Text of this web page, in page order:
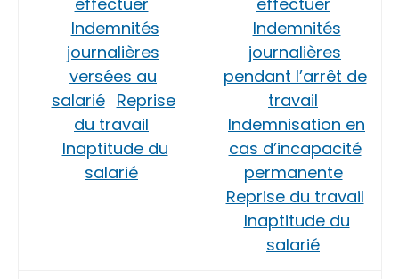
Indemnités
journalières
versées au
salarié Reprise
du travail
Inaptitude du
salarié
Indemnités
journalières
pendant l’arrêt de
travail
Indemnisation en
cas d’incapacité
permanente
Reprise du travail
Inaptitude du
salarié